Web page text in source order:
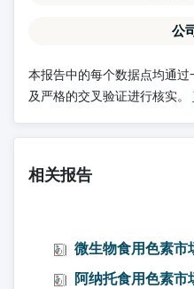
公
本报告中的每个数据点均通
及严格的交叉验证进行核实。
相关报告
微生物食用色素市
阿纳托食用色素市